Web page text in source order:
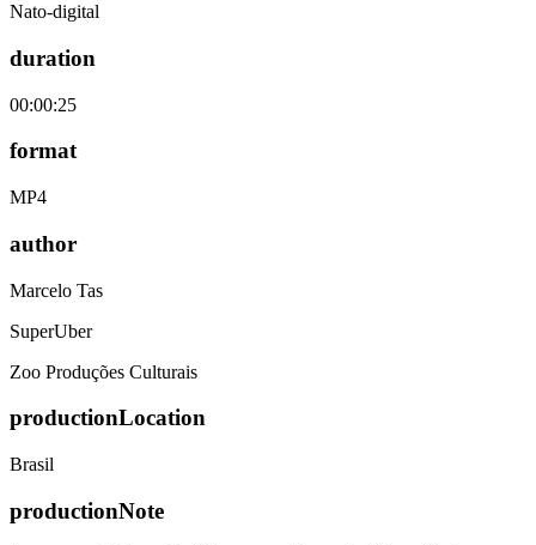
Nato-digital
duration
00:00:25
format
MP4
author
Marcelo Tas
SuperUber
Zoo Produções Culturais
productionLocation
Brasil
productionNote